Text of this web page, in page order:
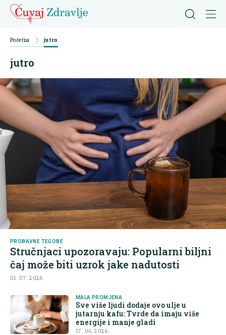
Početna jutro
jutro
PROBAVNE TEGOBE
Stručnjaci upozoravaju: Popularni biljni
čaj može biti uzrok jake nadutosti
01. 07. 2026.
MALA PROMJENA
Sve više ljudi dodaje ovo ulje u
jutarnju kafu: Tvrde da imaju više
energije i manje gladi
17. 06. 2026.